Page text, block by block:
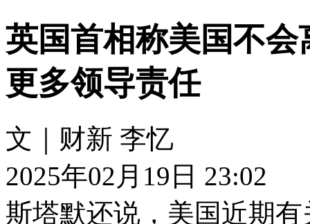
英国首相称美国不
更多领导责任
文｜财新 李忆
2025年02月19日 23:02
斯塔默还说，美国近期